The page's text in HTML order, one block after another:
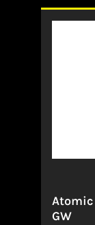
Design
Atomic
GW